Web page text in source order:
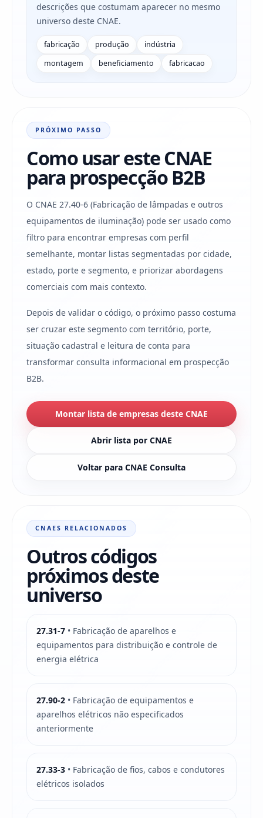
descrições que costumam aparecer no mesmo
universo deste CNAE.
fabricação produção
indústria
montagem
beneficiamento fabricacao
PRÓXIMO PASSO
Como usar este CNAE
para prospecção B2B
O CNAE 27.40-6 (Fabricação de lâmpadas e outros
equipamentos de iluminação) pode ser usado como
filtro para encontrar empresas com perfil
semelhante, montar listas segmentadas por cidade,
estado, porte e segmento, e priorizar abordagens
comerciais com mais contexto.
Depois de validar o código, o próximo passo costuma
ser cruzar este segmento com território, porte,
situação cadastral e leitura de conta para
transformar consulta informacional em prospecção
B2B.
Montar lista de empresas deste CNAE
Abrir lista por CNAE
Voltar para CNAE Consulta
CNAES RELACIONADOS
Outros códigos
próximos deste
universo
27.31-7 • Fabricação de aparelhos e
equipamentos para distribuição e controle de
energia elétrica
27.90-2 • Fabricação de equipamentos e
aparelhos elétricos não especificados
anteriormente
27.33-3 • Fabricação de fios, cabos e condutores
elétricos isolados